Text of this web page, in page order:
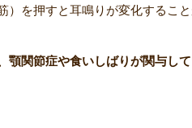
）を押すと耳鳴りが変化するこ
顎関節症や食いしばりが関与し